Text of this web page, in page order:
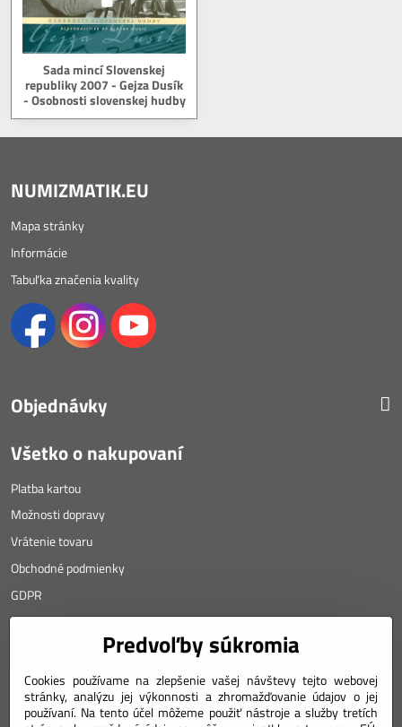
Sada mincí Slovenskej
republiky 2007 - Gejza Dusík
- Osobnosti slovenskej hudby
NUMIZMATIK.EU
Mapa stránky
Informácie
Tabuľka značenia kvality
Objednávky
Všetko o nakupovaní
Platba kartou
Možnosti dopravy
Vrátenie tovaru
Obchodné podmienky
GDPR
Angyalova 461/75
967 01 Kremnica
Predvoľby súkromia
Cookies používame na zlepšenie vašej návštevy tejto webovej
stránky, analýzu jej výkonnosti a zhromažďovanie údajov o jej
používaní. Na tento účel môžeme použiť nástroje a služby tretích